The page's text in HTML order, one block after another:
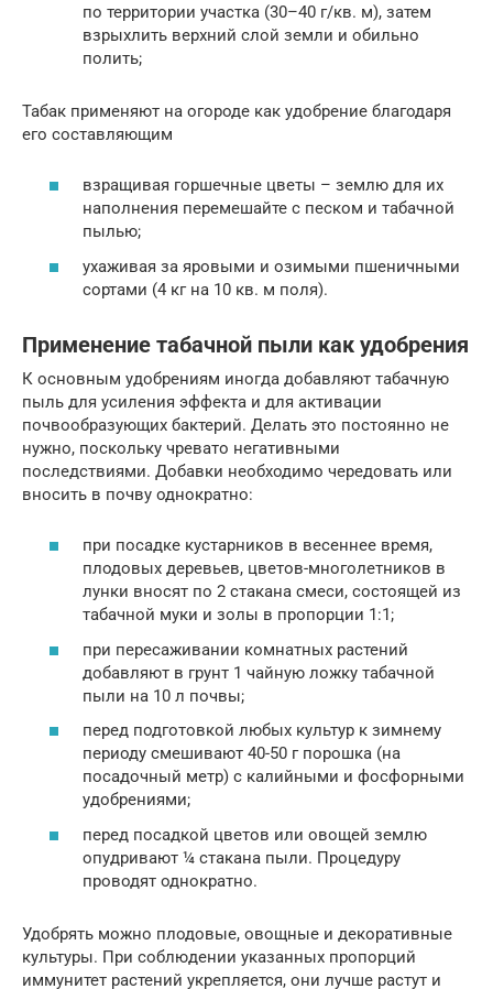
по территории участка (30–40 г/кв. м), затем
взрыхлить верхний слой земли и обильно
полить;
Табак применяют на огороде как удобрение благодаря
его составляющим
взращивая горшечные цветы – землю для их
наполнения перемешайте с песком и табачной
пылью;
ухаживая за яровыми и озимыми пшеничными
сортами (4 кг на 10 кв. м поля).
Применение табачной пыли как удобрения
К основным удобрениям иногда добавляют табачную
пыль для усиления эффекта и для активации
почвообразующих бактерий. Делать это постоянно не
нужно, поскольку чревато негативными
последствиями. Добавки необходимо чередовать или
вносить в почву однократно:
при посадке кустарников в весеннее время,
плодовых деревьев, цветов-многолетников в
лунки вносят по 2 стакана смеси, состоящей из
табачной муки и золы в пропорции 1:1;
при пересаживании комнатных растений
добавляют в грунт 1 чайную ложку табачной
пыли на 10 л почвы;
перед подготовкой любых культур к зимнему
периоду смешивают 40-50 г порошка (на
посадочный метр) с калийными и фосфорными
удобрениями;
перед посадкой цветов или овощей землю
опудривают ¼ стакана пыли. Процедуру
проводят однократно.
Удобрять можно плодовые, овощные и декоративные
культуры. При соблюдении указанных пропорций
иммунитет растений укрепляется, они лучше растут и